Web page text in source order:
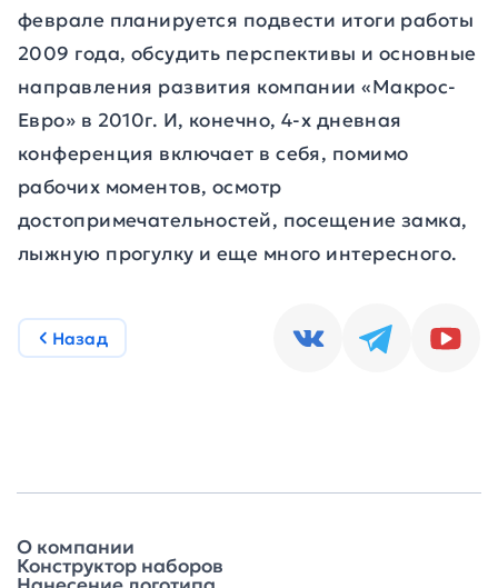
феврале планируется подвести итоги работы
2009 года, обсудить перспективы и основные
направления развития компании «Макрос-
Евро» в 2010г. И, конечно, 4-х дневная
конференция включает в себя, помимо
рабочих моментов, осмотр
достопримечательностей, посещение замка,
лыжную прогулку и еще много интересного.
Назад
О компании
Конструктор наборов